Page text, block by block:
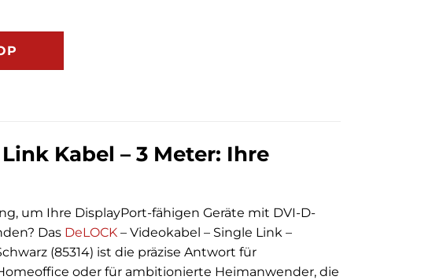
Kabel – 3 Meter: Ihre
um Ihre DisplayPort-fähigen Geräte mit DVI-D-
Das DeLOCK – Videokabel – Single Link –
(85314) ist die präzise Antwort für
oder für ambitionierte Heimanwender, die